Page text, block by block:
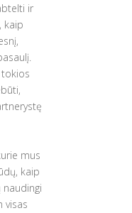
ir
kaip
mus
kaip
visas